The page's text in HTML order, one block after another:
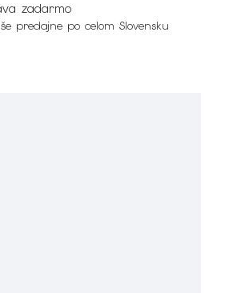
zadarmo
predajne po celom Slovensku